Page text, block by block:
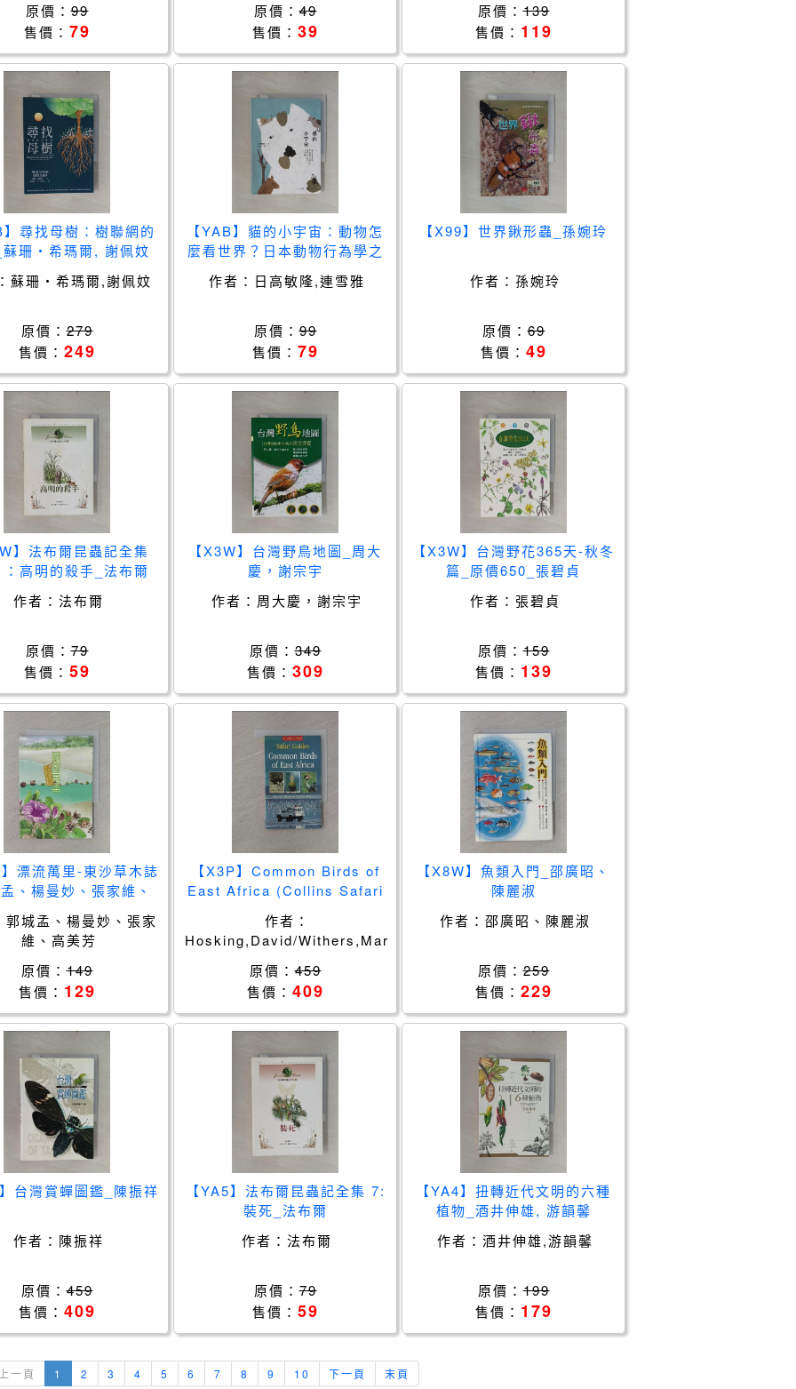
原價：99
售價： 79
原價：49
售價： 39
原價：139
售價： 119
尋找母樹：樹聯網的
蘇珊‧希瑪爾, 謝佩妏
蘇珊‧希瑪爾,謝佩妏
原價：279
售價： 249
【YAB】貓的小宇宙：動物怎
麼看世界？日本動物行為學之
日高 敏隆, 連雪雅
作者： 日高敏隆,連雪雅
原價：99
售價： 79
【X99】世界鍬形蟲_孫婉玲
作者： 孫婉玲
原價：69
售價： 49
】法布爾昆蟲記全集
高明的殺手_法布爾
作者： 法布爾
原價：79
售價： 59
【X3W】台灣野鳥地圖_周大
慶，謝宗宇
作者： 周大慶，謝宗宇
原價：349
售價： 309
【X3W】台灣野花365天-秋冬
篇_原價650_張碧貞
作者： 張碧貞
原價：159
售價： 139
漂流萬里-東沙草木誌
、楊曼妙、張家維、
郭城孟、楊曼妙、張家
維、高美芳
原價：149
售價： 129
【X3P】Common Birds of
East Africa (Collins Safari
作者：
Hosking,David/Withers,MartinB.
原價：459
售價： 409
【X8W】魚類入門_邵廣昭、
陳麗淑
作者： 邵廣昭、陳麗淑
原價：259
售價： 229
台灣賞蟬圖鑑_陳振祥
作者： 陳振祥
原價：459
售價： 409
【YA5】法布爾昆蟲記全集 7:
裝死_法布爾
作者： 法布爾
原價：79
售價： 59
【YA4】扭轉近代文明的六種
植物_酒井伸雄, 游韻馨
作者： 酒井伸雄,游韻馨
原價：199
售價： 179
一頁 1 2 3 4 5 6 7 8 9 10 下一頁 末頁